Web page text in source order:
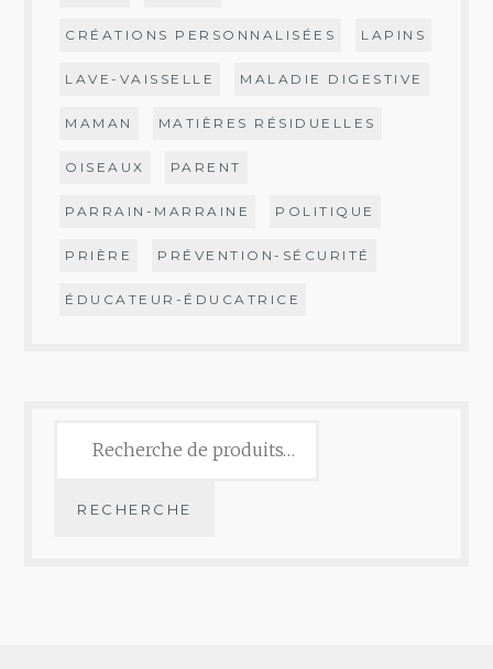
CRÉATIONS PERSONNALISÉES LAPINS
LAVE-VAISSELLE MALADIE DIGESTIVE
MAMAN MATIÈRES RÉSIDUELLES
OISEAUX PARENT
PARRAIN-MARRAINE POLITIQUE
PRIÈRE PRÉVENTION-SÉCURITÉ
ÉDUCATEUR-ÉDUCATRICE
pour :
RECHERCHE